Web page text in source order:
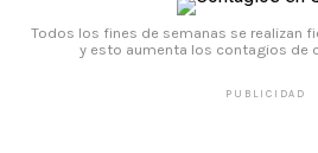
Todos los fines de semanas se realizan
y esto aumenta los contagios de
PUBLICIDAD